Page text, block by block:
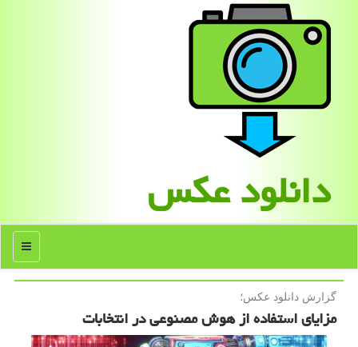
دانلود عكس
منو
گزارش دانلود عكس؛
مزایای استفاده از هوش مصنوعی در انتخابات